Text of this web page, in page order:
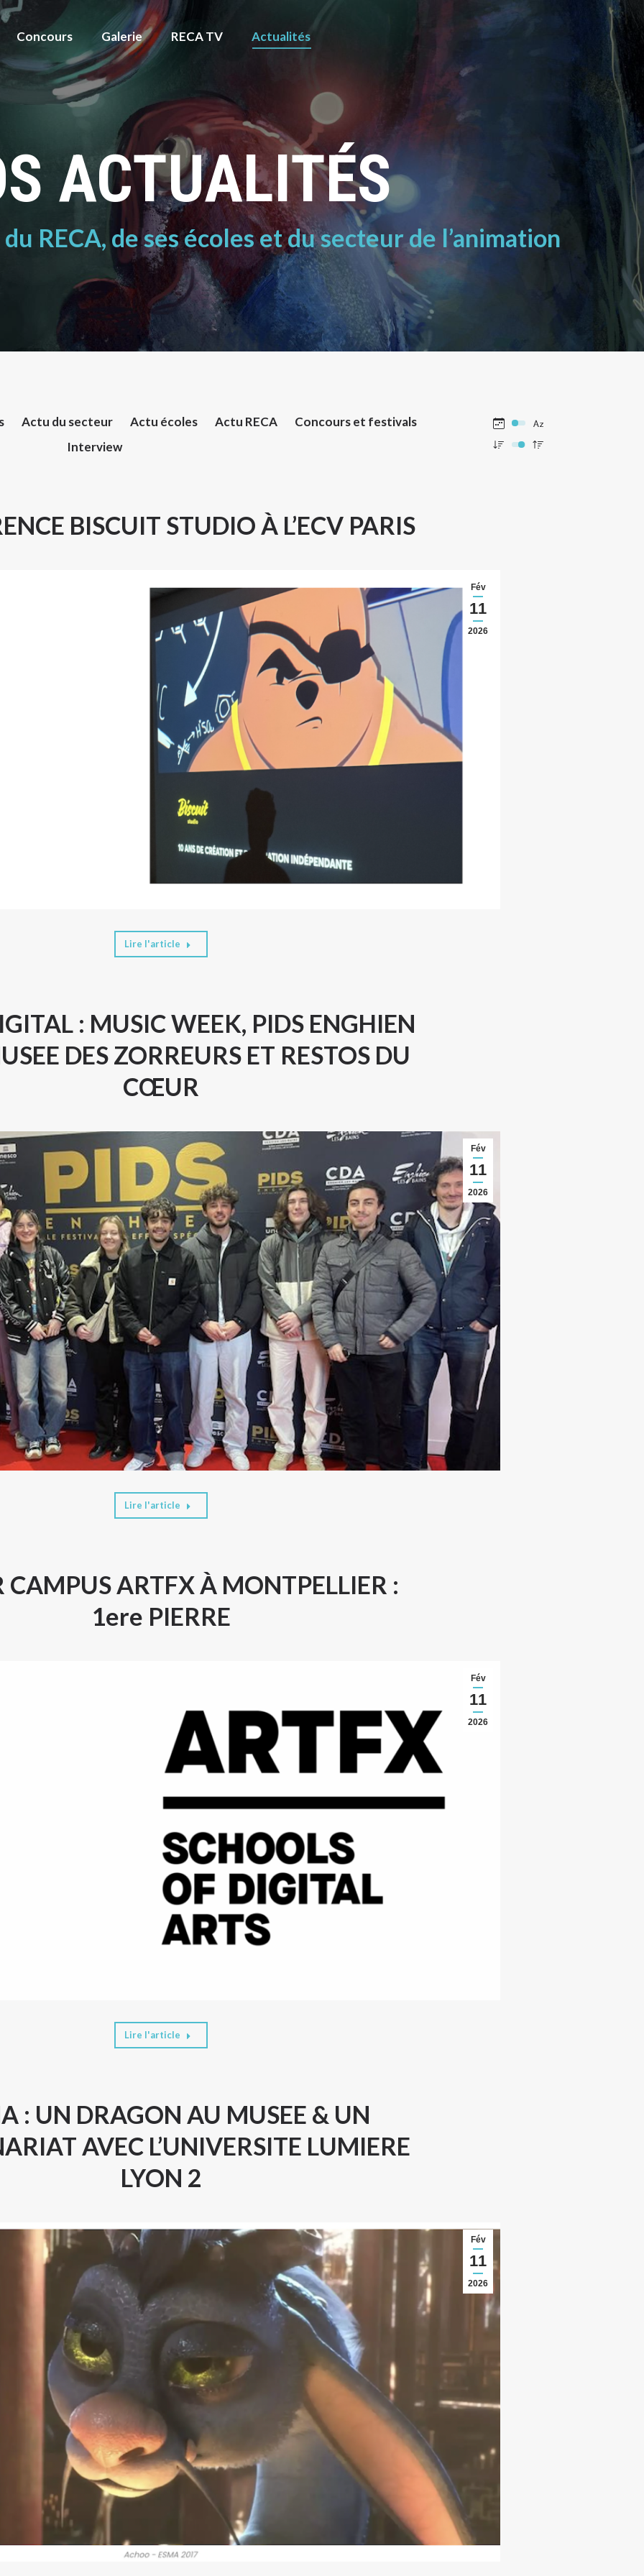
Concours Galerie RECA TV Actualités
ACTUALITÉS
RECA, de ses écoles et du secteur de l’animation
Actu du secteur Actu écoles Actu RECA
Concours et festivals
Interview
BISCUIT STUDIO À L’ECV PARIS
Fév
11
2026
Lire l'article
: MUSIC WEEK, PIDS ENGHIEN
DES ZORREURS ET RESTOS DU
CŒUR
Fév
11
2026
Lire l'article
CAMPUS ARTFX À MONTPELLIER :
1ere PIERRE
Fév
11
2026
Lire l'article
: UN DRAGON AU MUSEE & UN
AVEC L’UNIVERSITE LUMIERE
LYON 2
Fév
11
2026